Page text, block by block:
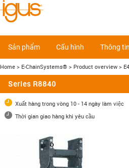
Sản phẩm Cấu hình Thông tin
Home > E-ChainSystems® > Product overview >
Series R8840
Xuất hàng trong vòng 10 - 14 ngày làm việc
Thời gian giao hàng khi yêu cầu